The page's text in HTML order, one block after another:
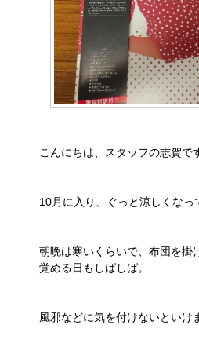
こんにちは、スタッフの志賀で
10月に入り、ぐっと涼しくなっ
朝晩は寒いくらいで、布団を掛
覚める日もしばしば。
風邪などに気を付けないといけ